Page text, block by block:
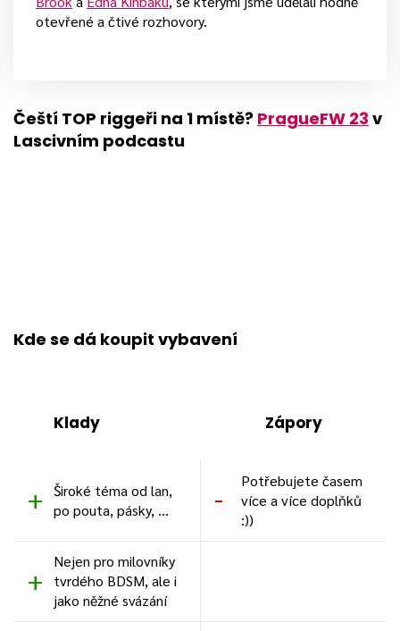
otevřené a čtivé rozhovory.
Čeští TOP riggeři na 1 místě? PragueFW 23 v
Lascivním podcastu
Kde se dá koupit vybavení
Klady Zápory
Široké téma od lan,
po pouta, pásky, ...
Potřebujete časem
více a více doplňků
:))
Nejen pro milovníky
tvrdého BDSM, ale i
jako něžné svázání